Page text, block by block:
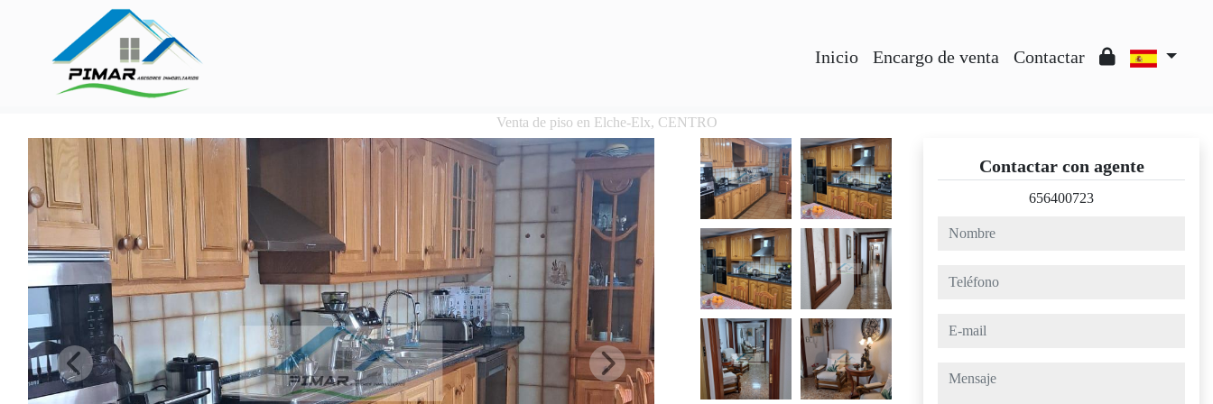
Inicio Encargo de venta Contactar
Venta de piso en Elche-Elx, CENTRO
Contactar con agente
656400723
nombre
teléfono
e-mail
mensaje